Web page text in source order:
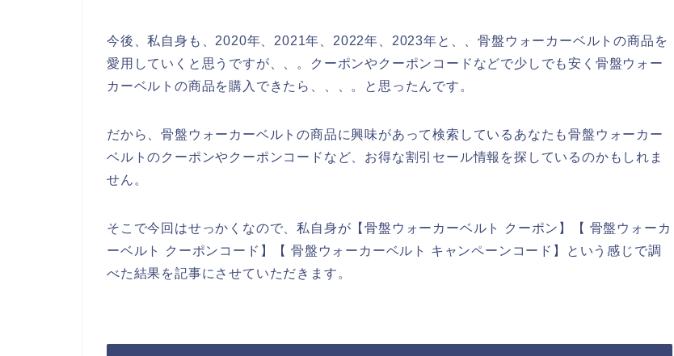
今後、私自身も、2020年、2021年、2022年、2023年と、、骨盤ウォーカーベルトの商品を
愛用していくと思うですが、、。クーポンやクーポンコードなどで少しでも安く骨盤ウォー
カーベルトの商品を購入できたら、、、。と思ったんです。
だから、骨盤ウォーカーベルトの商品に興味があって検索しているあなたも骨盤ウォーカー
ベルトのクーポンやクーポンコードなど、お得な割引セール情報を探しているのかもしれま
せん。
そこで今回はせっかくなので、私自身が【骨盤ウォーカーベルト クーポン】【 骨盤ウォーカ
ーベルト クーポンコード】【 骨盤ウォーカーベルト キャンペーンコード】という感じで調
べた結果を記事にさせていただきます。